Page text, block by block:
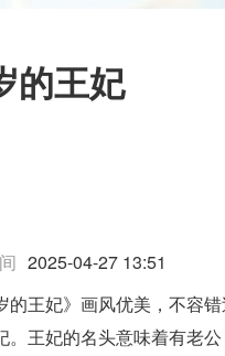
的王妃
2025-04-27 13:51
的王妃》画风优美，不容
。王妃的名头意味着有老